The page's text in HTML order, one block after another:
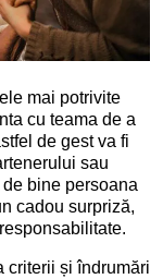
mai potrivite
cu teama de a
de gest va fi
sau
bine persoana
cadou surpriză,
criterii și îndrumări